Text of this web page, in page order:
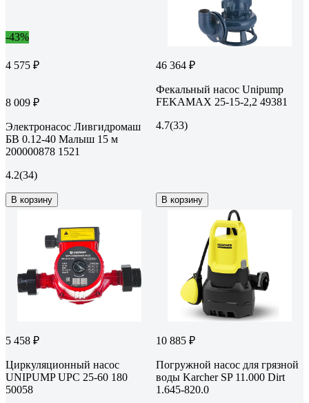
-43%
4 575 ₽
8 009 ₽
Электронасос Ливгидромаш
БВ 0.12-40 Малыш 15 м
200000878 1521
4.2(34)
В корзину
46 364 ₽
Фекальный насос Unipump
FEKAMAX 25-15-2,2 49381
4.7(33)
В корзину
5 458 ₽
Циркуляционный насос
UNIPUMP UPС 25-60 180
50058
10 885 ₽
Погружной насос для грязной
воды Karcher SP 11.000 Dirt
1.645-820.0